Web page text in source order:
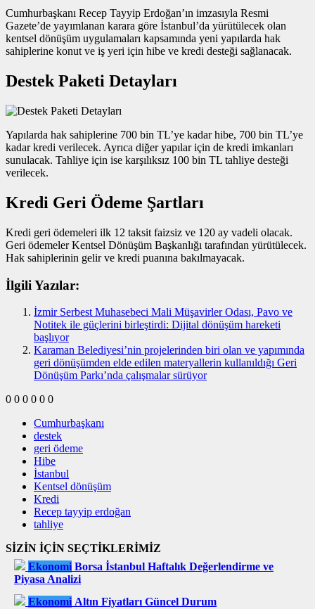
Cumhurbaşkanı Recep Tayyip Erdoğan’ın imzasıyla Resmi
Gazete’de yayımlanan karara göre İstanbul’da yürütülecek olan
kentsel dönüşüm uygulamaları kapsamında yeni yapılarda hak
sahiplerine konut ve iş yeri için hibe ve kredi desteği sağlanacak.
Destek Paketi Detayları
Yapılarda hak sahiplerine 700 bin TL’ye kadar hibe, 700 bin TL’ye
kadar kredi verilecek. Ayrıca diğer yapılar için de kredi imkanları
sunulacak. Tahliye için ise karşılıksız 100 bin TL tahliye desteği
verilecek.
Kredi Geri Ödeme Şartları
Kredi geri ödemeleri ilk 12 taksit faizsiz ve 120 ay vadeli olacak.
Geri ödemeler Kentsel Dönüşüm Başkanlığı tarafından yürütülecek.
Hak sahiplerinin gelir ve kredi puanına bakılmayacak.
İlgili Yazılar:
İzmir Serbest Muhasebeci Mali Müşavirler Odası, Pavo ve
Notitek ile güçlerini birleştirdi: Dijital dönüşüm hareketi
başlıyor
Karaman Belediyesi’nin projelerinden biri olan ve yapımında
geri dönüşümden elde edilen materyallerin kullanıldığı Geri
Dönüşüm Parkı’nda çalışmalar sürüyor
0 0 0 0 0 0
Cumhurbaşkanı
destek
geri ödeme
Hibe
İstanbul
Kentsel dönüşüm
Kredi
Recep tayyip erdoğan
tahliye
SİZİN İÇİN SEÇTİKLERİMİZ
Ekonomi Borsa İstanbul Haftalık Değerlendirme ve
Piyasa Analizi
Ekonomi Altın Fiyatları Güncel Durum